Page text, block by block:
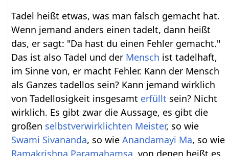
Tadel heißt etwas, was man falsch gemacht hat.
Wenn jemand anders einen tadelt, dann heißt
das, er sagt: "Da hast du einen Fehler gemacht."
Das ist also Tadel und der Mensch ist tadelhaft,
im Sinne von, er macht Fehler. Kann der Mensch
als Ganzes tadellos sein? Kann jemand wirklich
von Tadellosigkeit insgesamt erfüllt sein? Nicht
wirklich. Es gibt zwar die Aussage, es gibt die
großen selbstverwirklichten Meister, so wie
Swami Sivananda, so wieAnandamayi Ma, so wie